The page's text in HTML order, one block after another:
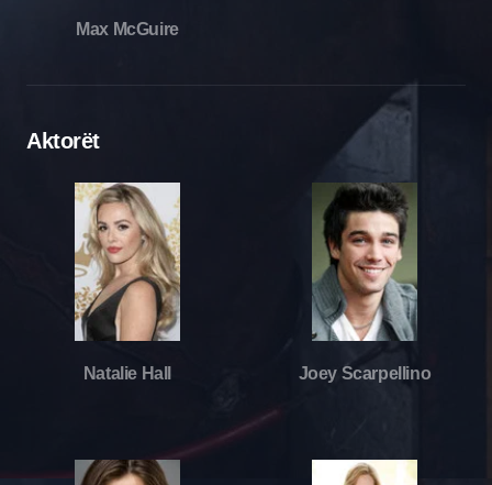
Max McGuire
Aktorët
Natalie Hall Joey Scarpellino